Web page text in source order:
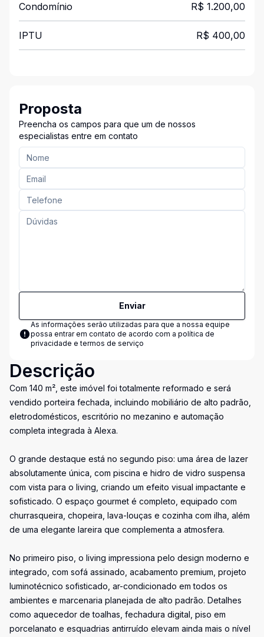
Condomínio R$ 1.200,00
IPTU R$ 400,00
Proposta
Preencha os campos para que um de nossos
especialistas entre em contato
Enviar
As informações serão utilizadas para que a nossa equipe
possa entrar em contato de acordo com a política de
privacidade e termos de serviço
Descrição
Com 140 m², este imóvel foi totalmente reformado e será
vendido porteira fechada, incluindo mobiliário de alto padrão,
eletrodomésticos, escritório no mezanino e automação
completa integrada à Alexa.
O grande destaque está no segundo piso: uma área de lazer
absolutamente única, com piscina e hidro de vidro suspensa
com vista para o living, criando um efeito visual impactante e
sofisticado. O espaço gourmet é completo, equipado com
churrasqueira, chopeira, lava-louças e cozinha com ilha, além
de uma elegante lareira que complementa a atmosfera.
No primeiro piso, o living impressiona pelo design moderno e
integrado, com sofá assinado, acabamento premium, projeto
luminotécnico sofisticado, ar-condicionado em todos os
ambientes e marcenaria planejada de alto padrão. Detalhes
como aquecedor de toalhas, fechadura digital, piso em
porcelanato e esquadrias antirruído elevam ainda mais o nível